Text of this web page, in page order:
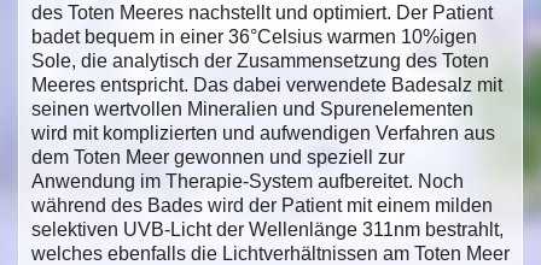
des Toten Meeres nachstellt und optimiert. Der Patient
badet bequem in einer 36°Celsius warmen 10%igen
Sole, die analytisch der Zusammensetzung des Toten
Meeres entspricht. Das dabei verwendete Badesalz mit
seinen wertvollen Mineralien und Spurenelementen
wird mit komplizierten und aufwendigen Verfahren aus
dem Toten Meer gewonnen und speziell zur
Anwendung im Therapie-System aufbereitet. Noch
während des Bades wird der Patient mit einem milden
selektiven UVB-Licht der Wellenlänge 311nm bestrahlt,
welches ebenfalls die Lichtverhältnissen am Toten Meer